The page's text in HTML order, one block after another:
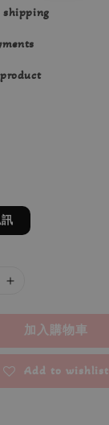
shipping
加入購物車
Add to wishlist